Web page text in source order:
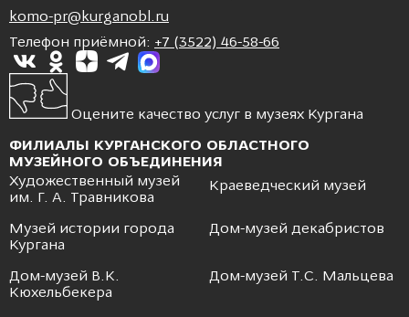
komo-pr@kurganobl.ru
Телефон приёмной: +7 (3522) 46-58-66
Оцените качество услуг в музеях Кургана
ФИЛИАЛЫ КУРГАНСКОГО ОБЛАСТНОГО
МУЗЕЙНОГО ОБЪЕДИНЕНИЯ
Художественный музей
им. Г. А. Травникова
Краеведческий музей
Музей истории города
Кургана
Дом-музей декабристов
Дом-музей В.К.
Кюхельбекера
Дом-музей Т.С. Мальцева